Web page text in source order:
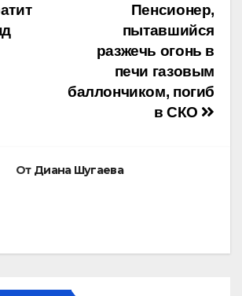
Пенсионер,
пытавшийся
разжечь огонь в
печи газовым
баллончиком, погиб
в СКО
От Диана Шугаева